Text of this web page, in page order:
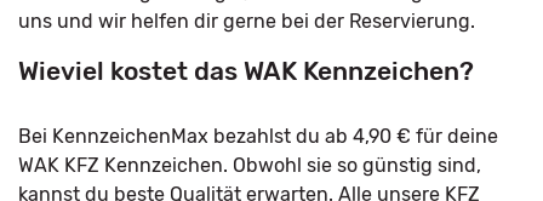
uns und wir helfen dir gerne bei der Reservierung.
Wieviel kostet das WAK Kennzeichen?
Bei KennzeichenMax bezahlst du ab 4,90 € für deine
WAK KFZ Kennzeichen. Obwohl sie so günstig sind,
kannst du beste Qualität erwarten. Alle unsere KFZ